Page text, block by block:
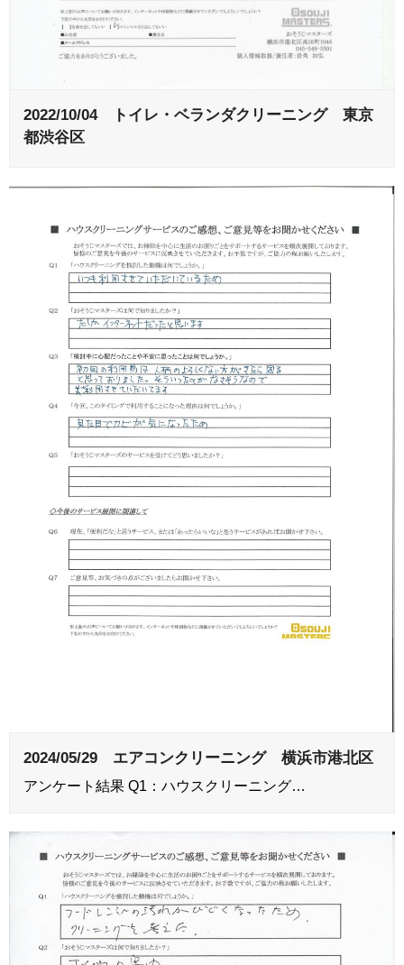
2022/10/04 トイレ・ベランダクリーニング 東京
都渋谷区
2024/05/29 エアコンクリーニング 横浜市港北区
アンケート結果 Q1：ハウスクリーニング…